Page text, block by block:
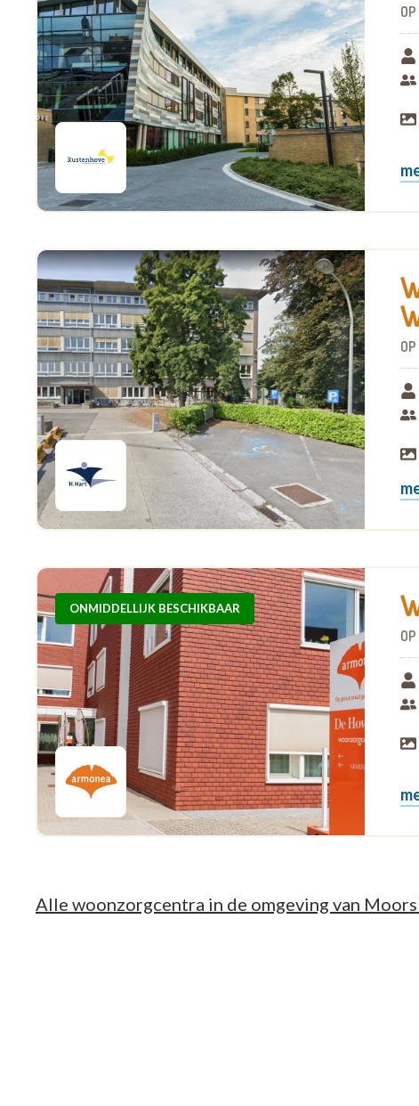
OP
OP
ONMIDDELLIJK BESCHIKBAAR
OP
Alle woonzorgcentra in de omgeving van